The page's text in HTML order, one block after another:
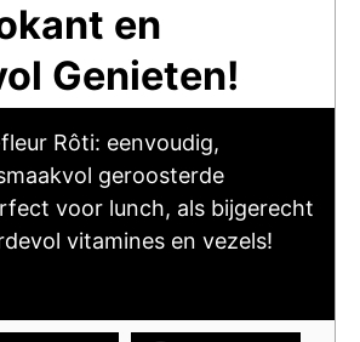
en
Genieten!
Rôti: eenvoudig,
geroosterde
voor lunch, als bijgerecht
vitamines en vezels!